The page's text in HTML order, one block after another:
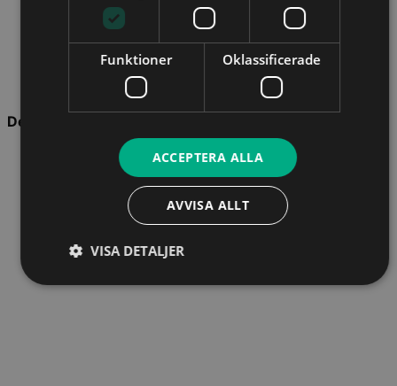
Dela sidan
Funktioner Oklassificerade
ACCEPTERA ALLA
AVVISA ALLT
VISA DETALJER